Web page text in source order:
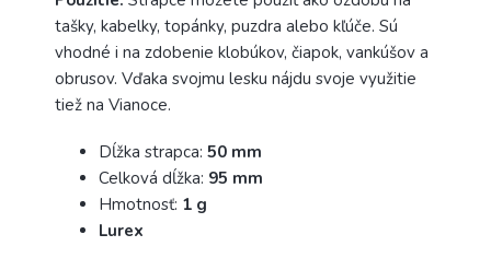
tašky, kabelky, topánky, puzdra alebo kľúče. Sú
vhodné i na zdobenie klobúkov, čiapok, vankúšov a
obrusov. Vďaka svojmu lesku nájdu svoje využitie
tiež na Vianoce.
Dĺžka strapca: 50 mm
Celková dĺžka: 95 mm
Hmotnosť: 1 g
Lurex